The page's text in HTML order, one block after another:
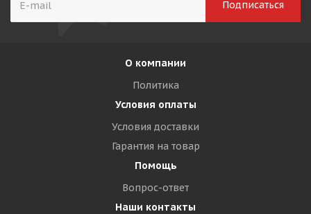
О компании
Политика
Условия оплаты
Условия доставки
Гарантия на товар
Помощь
Вопрос-ответ
Наши контакты